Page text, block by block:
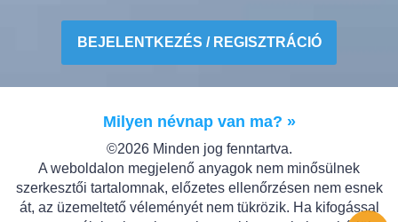
BEJELENTKEZÉS / REGISZTRÁCIÓ
Milyen névnap van ma? »
©2026 Minden jog fenntartva.
A weboldalon megjelenő anyagok nem minősülnek
szerkesztői tartalomnak, előzetes ellenőrzésen nem esnek
át, az üzemeltető véleményét nem tükrözik. Ha kifogással